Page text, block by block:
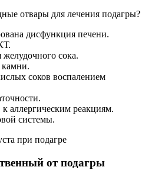
отвары для лечения подагры?
дисфункция печени.
сока.
соков воспалением
аллергическим реакциям.
системы.
при подагре
от подагры